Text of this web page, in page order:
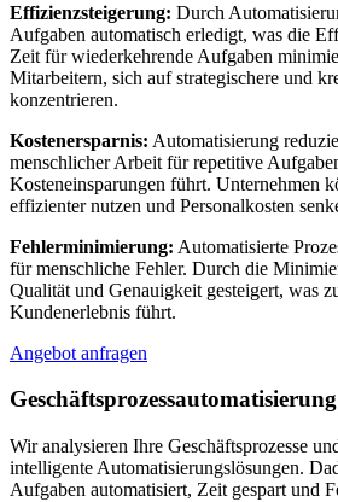
Effizienzsteigerung: Durch
Aufgaben automatisch erledigt, was die
Zeit für wiederkehrende Aufgaben
Mitarbeitern, sich auf strategischere und
konzentrieren.
Kostenersparnis: Automatisierung
menschlicher Arbeit für repetitive
Kosteneinsparungen führt. Unternehmen
effizienter nutzen und Personalkosten
Fehlerminimierung: Automatisierte
für menschliche Fehler. Durch die
Qualität und Genauigkeit gesteigert, was
Kundenerlebnis führt.
Angebot anfragen
Geschäftsprozessautomatisierung
Wir analysieren Ihre Geschäftsprozesse
intelligente Automatisierungslösungen.
Aufgaben automatisiert, Zeit gespart und